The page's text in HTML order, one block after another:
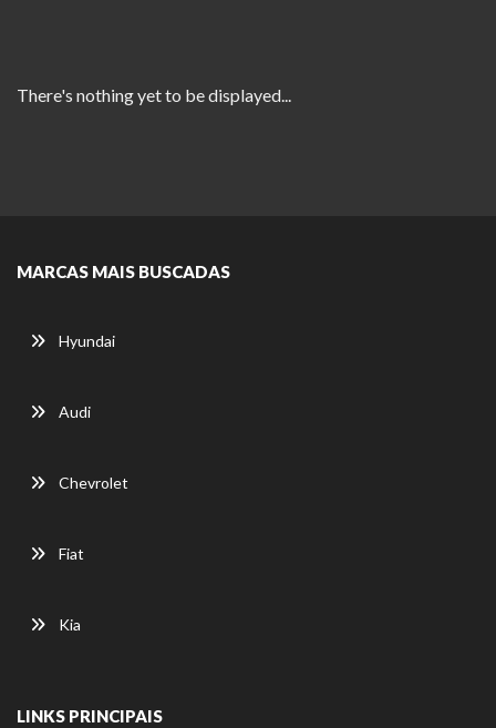
There's nothing yet to be displayed...
MARCAS MAIS BUSCADAS
Hyundai
Audi
Chevrolet
Fiat
Kia
LINKS PRINCIPAIS